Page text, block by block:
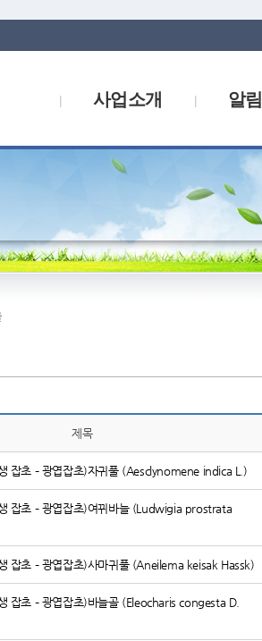
알림
사업소개
제목
잡초 – 광엽잡초)자귀풀 (Aesclynomene indica L.)
잡초 – 광엽잡초)여뀌바늘 (Ludwigia prostrata
잡초 – 광엽잡초)사마귀풀 (Aneilema keisak Hassk)
잡초 – 광엽잡초)바늘골 (Eleocharis congesta D.